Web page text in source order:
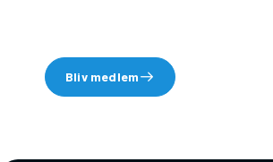
Mattias Zink, at...
Bliv medlem